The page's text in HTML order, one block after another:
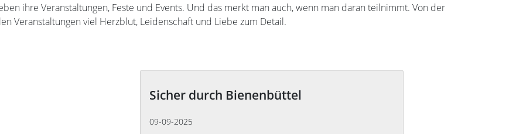
ihre Veranstaltungen, Feste und Events. Und das merkt man auch, wenn man daran teilnimmt. Von der
Veranstaltungen viel Herzblut, Leidenschaft und Liebe zum Detail.
Sicher durch Bienenbüttel
09-09-2025